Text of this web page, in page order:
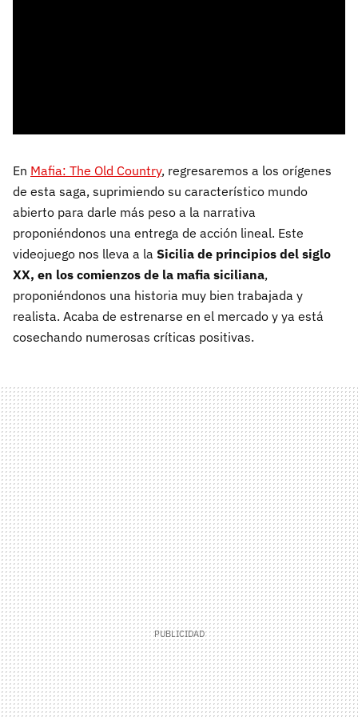
En Mafia: The Old Country, regresaremos a los orígenes
de esta saga, suprimiendo su característico mundo
abierto para darle más peso a la narrativa
proponiéndonos una entrega de acción lineal. Este
videojuego nos lleva a la Sicilia de principios del siglo
XX, en los comienzos de la mafia siciliana,
proponiéndonos una historia muy bien trabajada y
realista. Acaba de estrenarse en el mercado y ya está
cosechando numerosas críticas positivas.